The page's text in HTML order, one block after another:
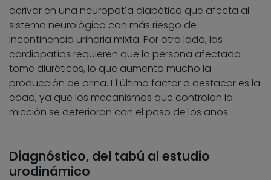
derivar en una neuropatía diabética que afecta al
sistema neurológico con más riesgo de
incontinencia urinaria mixta. Por otro lado, las
cardiopatías requieren que la persona afectada
tome diuréticos, lo que aumenta mucho la
producción de orina. El último factor a destacar es la
edad, ya que los mecanismos que controlan la
micción se deterioran con el paso de los años.
Diagnóstico, del tabú al estudio
urodinámico